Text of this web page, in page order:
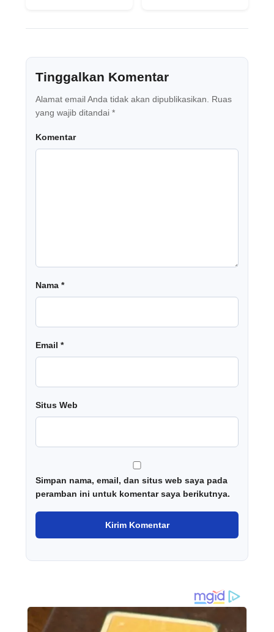
Tinggalkan Komentar
Alamat email Anda tidak akan dipublikasikan. Ruas
yang wajib ditandai *
Komentar
Nama *
Email *
Situs Web
Simpan nama, email, dan situs web saya pada
peramban ini untuk komentar saya berikutnya.